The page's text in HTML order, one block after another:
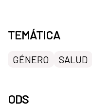
TEMÁTICA
GÉNERO SALUD
ODS